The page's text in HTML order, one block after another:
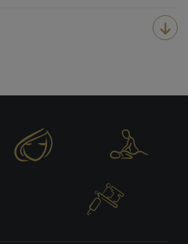



